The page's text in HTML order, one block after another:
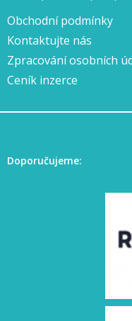
Obchodní podmínky
Kontaktujte nás
Zpracování osobních
Ceník inzerce
Doporučujeme: